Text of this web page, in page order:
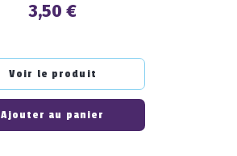
Prix
3,50 €
Voir le produit
Ajouter au panier